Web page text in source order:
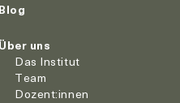
Blog
Über uns
Das Institut
Team
Dozent:innen